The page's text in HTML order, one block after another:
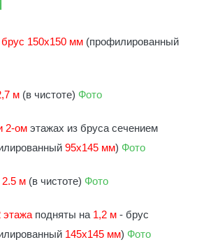
брус 150х150 мм (профилированный
м (в чистоте) Фото
2-ом этажах из бруса сечением
95х145 мм) Фото
2.5 м (в чистоте) Фото
этажа подняты на 1,2 м - брус
145х145 мм) Фото